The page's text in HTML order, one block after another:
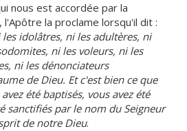
nous est accordée par la
l'Apôtre la proclame lorsqu'il dit :
idolâtres, ni les adultères, ni
ni les voleurs, ni les
ni les dénonciateurs
de Dieu. Et c'est bien ce que
été baptisés, vous avez été
sanctifiés par le nom du Seigneur
de notre Dieu.